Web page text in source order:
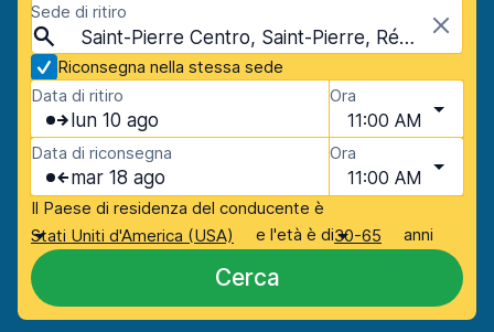
Sede di ritiro
Saint-Pierre Centro, Saint-Pierre, Réunion
Riconsegna nella stessa sede
Data di ritiro
lun 10 ago
Ora
11:00 AM
Data di riconsegna
mar 18 ago
Ora
11:00 AM
Il Paese di residenza del conducente è
Stati Uniti d'America (USA)
e l'età è di30-65 anni
Cerca